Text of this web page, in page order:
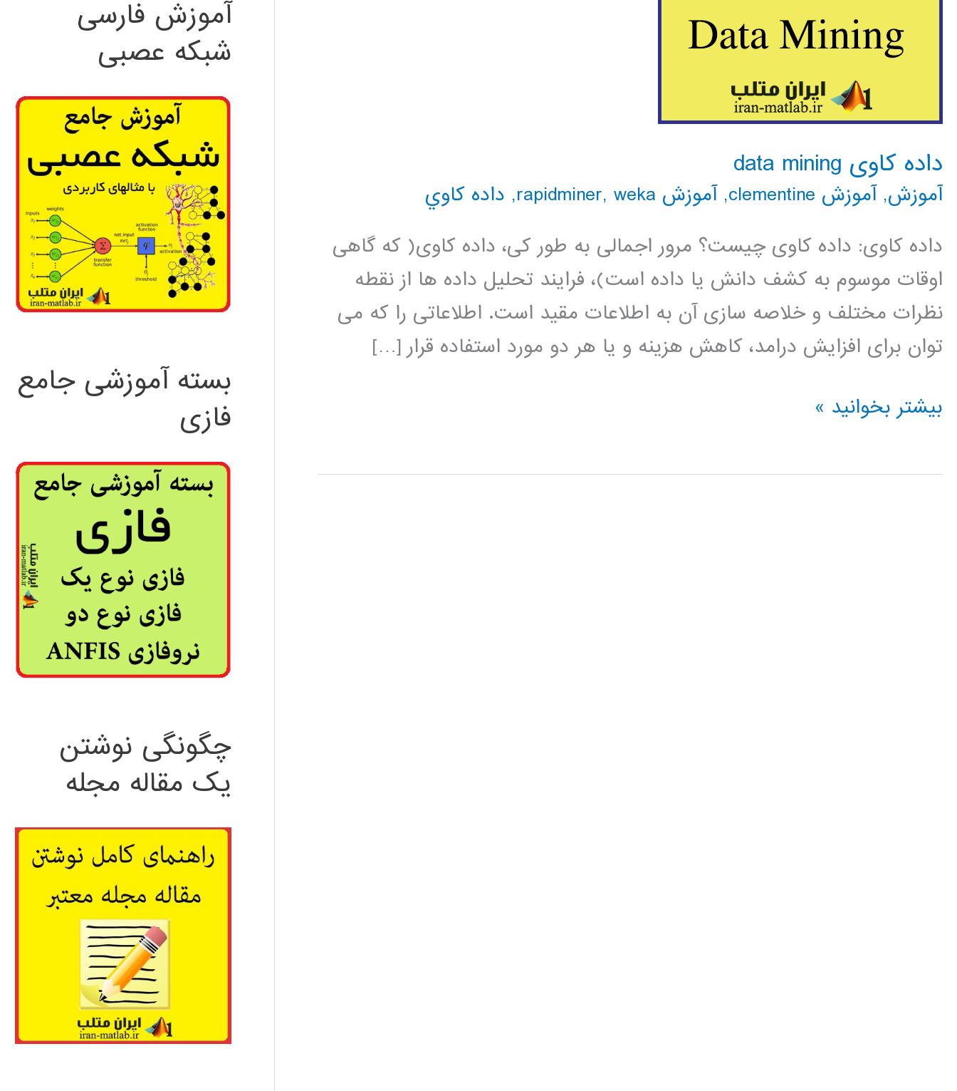
داده کاوی data mining
آموزش,آموزش clementine ,آموزش rapidminer , weka
, داده كاوي
داده کاوی: داده کاوی چیست؟ مرور اجمالی به طور کی، داده کاوی( که گاهی
اوقات موسوم به کشف دانش یا داده است)، فرایند تحلیل داده ها از نقطه
نظرات مختلف و خلاصه سازی آن به اطلاعات مقید است. اطلاعاتی را که می
توان برای افزایش درامد، کاهش هزینه و یا هر دو مورد استفاده قرار […]
داده
data
بیشتر بخوانید »
آموزش فارسی
شبکه عصبی
بسته آموزشی جامع
فازی
چگونگی نوشتن
یک مقاله مجله